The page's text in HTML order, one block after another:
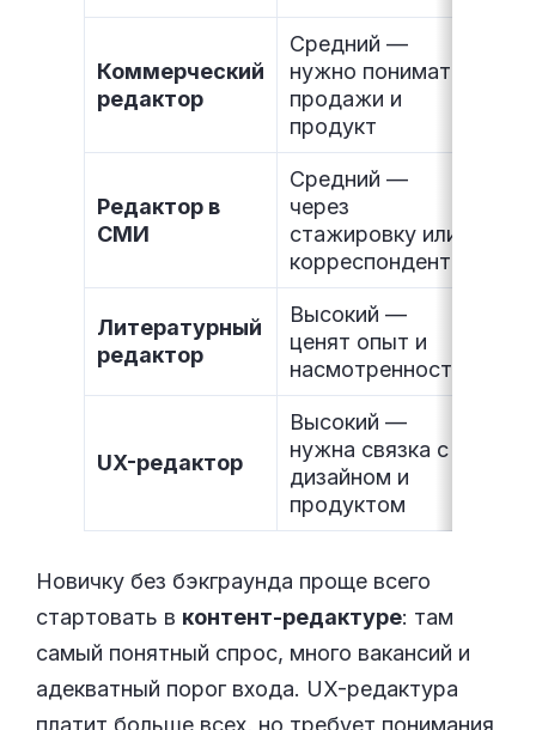
Коммерческий
редактор
Средний —
нужно понимать
продажи и
продукт
Редактор в
СМИ
Средний —
через
стажировку или
корреспондента
Литературный
редактор
Высокий —
ценят опыт и
насмотренность
UX-редактор
Высокий —
нужна связка с
дизайном и
продуктом
Новичку без бэкграунда проще всего
стартовать в контент-редактуре: там
самый понятный спрос, много вакансий и
адекватный порог входа. UX-редактура